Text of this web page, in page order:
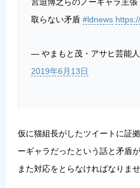
取らない矛盾 #ldnews
— やまもと茂・アサヒ芸能
2019年6月13日
仮に猫組長がしたツイートに証
ーギャラだったという話と矛盾
また対応をとらなければなりませ